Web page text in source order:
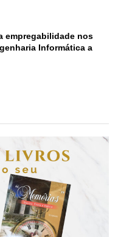
empregabilidade nos
Informática a